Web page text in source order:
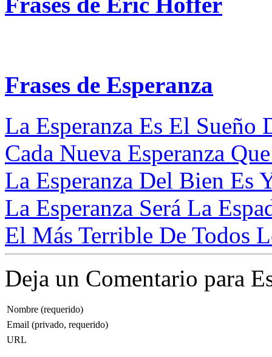
Frases de Esperanza
La Esperanza Es El Sueño
Cada Nueva Esperanza
La Esperanza Del Bien Es
La Esperanza Será La
El Más Terrible De Todos
Deja un Comentario para
Nombre (requerido)
Email (privado, requerido)
URL